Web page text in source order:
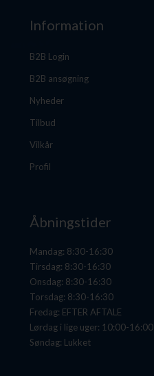
Information
B2B Login
B2B ansøgning
Nyheder
Tilbud
Vilkår
Profil
Åbningstider
Mandag: 8:30-16:30
Tirsdag: 8:30-16:30
Onsdag: 8:30-16:30
Torsdag: 8:30-16:30
Fredag: EFTER AFTALE
Lørdag i lige uger: 10:00-16:00
Søndag: Lukket